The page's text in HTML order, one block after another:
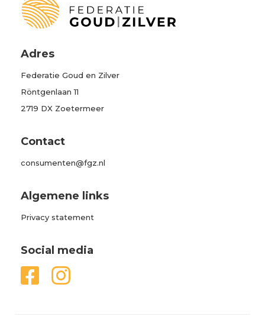
Adres
Federatie Goud en Zilver
Röntgenlaan 11
2719 DX Zoetermeer
Contact
consumenten@fgz.nl
Algemene links
Privacy statement
Social media
 